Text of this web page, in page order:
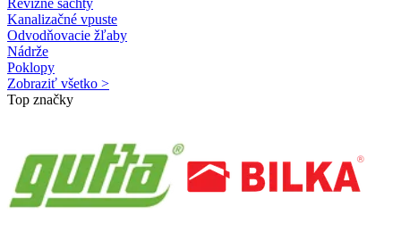
Revízne šachty
Kanalizačné vpuste
Odvodňovacie žľaby
Nádrže
Poklopy
Zobraziť všetko >
Top značky